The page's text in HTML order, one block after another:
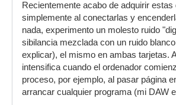
Recientemente acabo de adquirir estas
simplemente al conectarlas y
nada, experimento un molesto ruido
sibilancia mezclada con un ruido
explicar), el mismo en ambas tarjetas.
intensifica cuando el ordenador
proceso, por ejemplo, al pasar página
arrancar cualquier programa (mi DAW